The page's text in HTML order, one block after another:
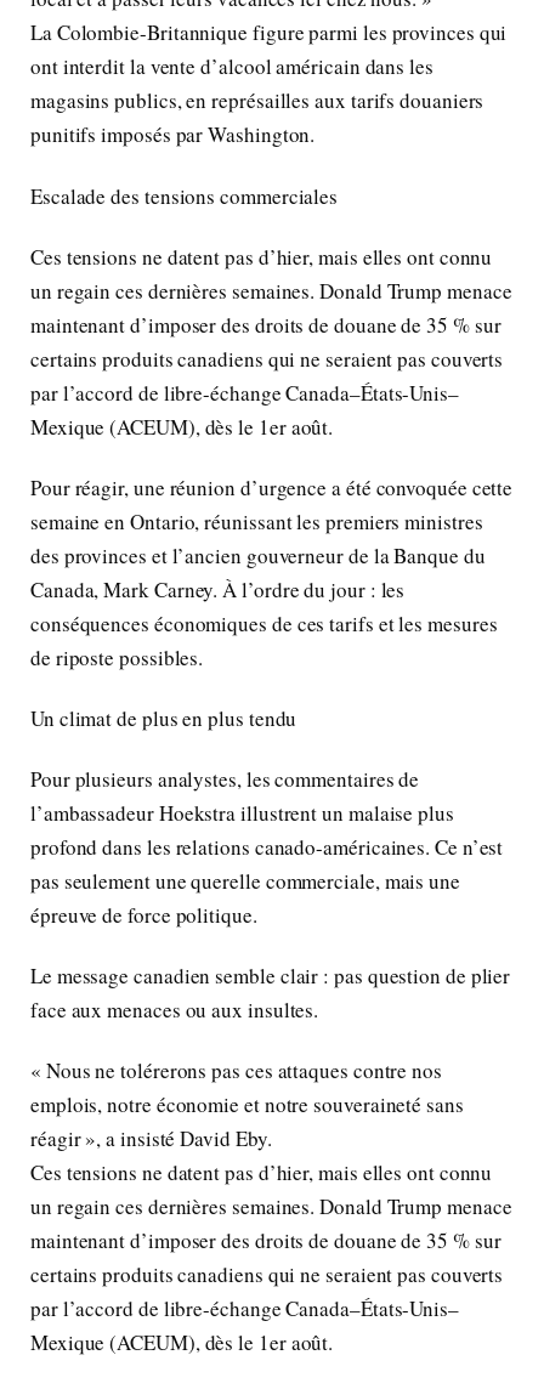
La Colombie-Britannique figure parmi les provinces qui
ont interdit la vente d’alcool américain dans les
magasins publics, en représailles aux tarifs douaniers
punitifs imposés par Washington.
Escalade des tensions commerciales
Ces tensions ne datent pas d’hier, mais elles ont connu
un regain ces dernières semaines. Donald Trump menace
maintenant d’imposer des droits de douane de 35 % sur
certains produits canadiens qui ne seraient pas couverts
par l’accord de libre-échange Canada–États-Unis–
Mexique (ACEUM), dès le 1er août.
Pour réagir, une réunion d’urgence a été convoquée cette
semaine en Ontario, réunissant les premiers ministres
des provinces et l’ancien gouverneur de la Banque du
Canada, Mark Carney. À l’ordre du jour : les
conséquences économiques de ces tarifs et les mesures
de riposte possibles.
Un climat de plus en plus tendu
Pour plusieurs analystes, les commentaires de
l’ambassadeur Hoekstra illustrent un malaise plus
profond dans les relations canado-américaines. Ce n’est
pas seulement une querelle commerciale, mais une
épreuve de force politique.
Le message canadien semble clair : pas question de plier
face aux menaces ou aux insultes.
« Nous ne tolérerons pas ces attaques contre nos
emplois, notre économie et notre souveraineté sans
réagir », a insisté David Eby.
Ces tensions ne datent pas d’hier, mais elles ont connu
un regain ces dernières semaines. Donald Trump menace
maintenant d’imposer des droits de douane de 35 % sur
certains produits canadiens qui ne seraient pas couverts
par l’accord de libre-échange Canada–États-Unis–
Mexique (ACEUM), dès le 1er août.